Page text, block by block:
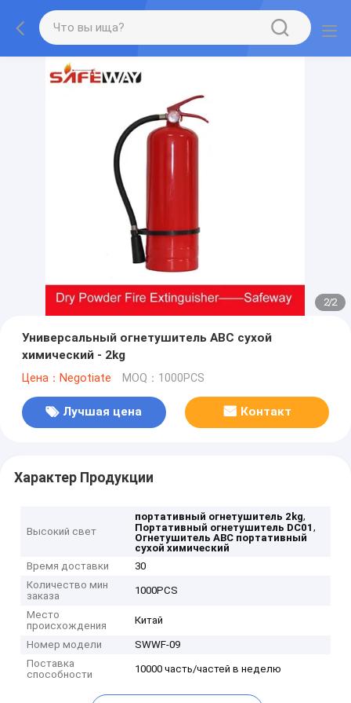
2/2
Универсальный огнетушитель ABC сухой
химический - 2kg
Цена：Negotiate MOQ：1000PCS
Лучшая цена Контакт
Характер Продукции
Высокий свет
портативный огнетушитель 2kg,
Портативный огнетушитель DC01,
Огнетушитель ABC портативный
сухой химический
Время доставки
30
Количество мин
заказа
1000PCS
Место
происхождения
Китай
Номер модели
SWWF-09
Поставка
способности
10000 часть/частей в неделю